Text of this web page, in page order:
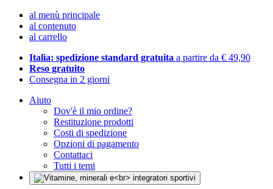
al menù principale
al contenuto
al carrello
Italia: spedizione standard gratuita a partire da € 49,90
Reso gratuito
Consegna in 2 giorni
Aiuto
Dov'è il mio ordine?
Restituzione prodotti
Costi di spedizione
Opzioni di pagamento
Contattaci
Tutti i temi